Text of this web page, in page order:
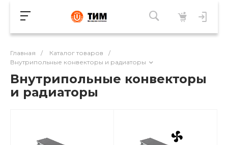
Главная / Каталог товаров
/
Внутрипольные конвекторы и радиаторы
Внутрипольные конвекторы
и радиаторы